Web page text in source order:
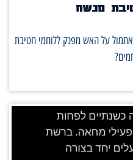
מנשה
על האש מפנק ללוחמי חטיבת